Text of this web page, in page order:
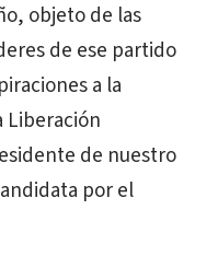
objeto de las
de ese partido
a la
Liberación
de nuestro
por el